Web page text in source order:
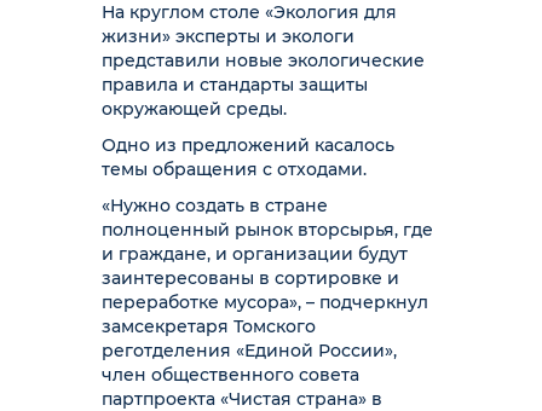
На круглом столе «Экология для
жизни» эксперты и экологи
представили новые экологические
правила и стандарты защиты
окружающей среды.
Одно из предложений касалось
темы обращения с отходами.
«Нужно создать в стране
полноценный рынок вторсырья, где
и граждане, и организации будут
заинтересованы в сортировке и
переработке мусора», – подчеркнул
замсекретаря Томского
реготделения «Единой России»,
член общественного совета
партпроекта «Чистая страна» в